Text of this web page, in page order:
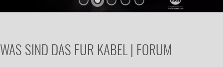
WAS SIND DAS FUR KABEL | FORUM